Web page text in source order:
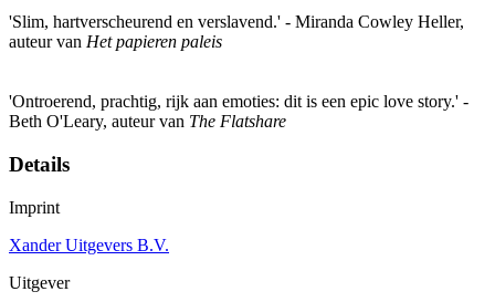
'Slim, hartverscheurend en verslavend.' - Miranda Cowley Heller,
auteur van Het papieren paleis
'Ontroerend, prachtig, rijk aan emoties: dit is een epic love story.' -
Beth O'Leary, auteur van The Flatshare
Details
Imprint
Xander Uitgevers B.V.
Uitgever